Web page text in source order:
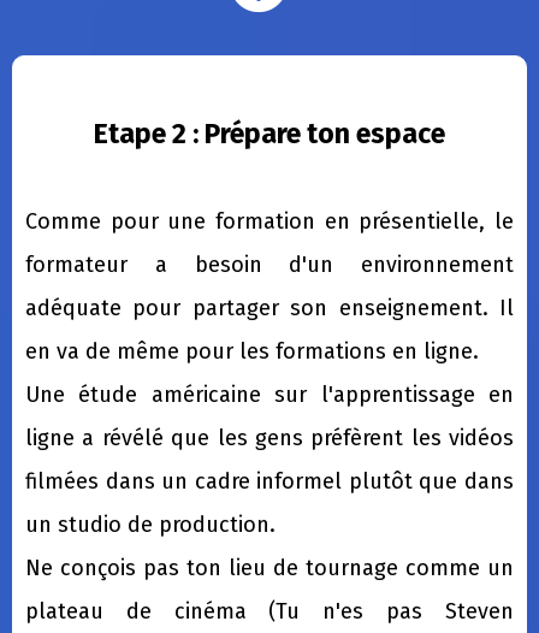
Etape 2 : Prépare ton espace
Comme pour une formation en présentielle, le
formateur a besoin d'un environnement
adéquate pour partager son enseignement. Il
en va de même pour les formations en ligne.
Une étude américaine sur l'apprentissage en
ligne a révélé que les gens préfèrent les vidéos
filmées dans un cadre informel plutôt que dans
un studio de production.
Ne conçois pas ton lieu de tournage comme un
plateau de cinéma (Tu n'es pas Steven